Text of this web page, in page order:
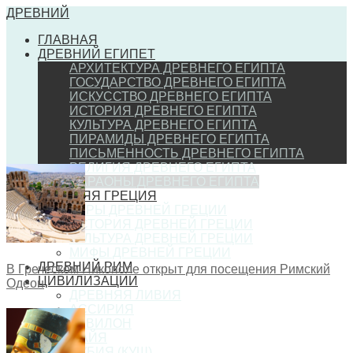
ДРЕВНИЙ
ГЛАВНАЯ
ДРЕВНИЙ ЕГИПЕТ
АРХИТЕКТУРА ДРЕВНЕГО ЕГИПТА
ГОСУДАРСТВО ДРЕВНЕГО ЕГИПТА
ИСКУССТВО ДРЕВНЕГО ЕГИПТА
ИСТОРИЯ ДРЕВНЕГО ЕГИПТА
КУЛЬТУРА ДРЕВНЕГО ЕГИПТА
ПИРАМИДЫ ДРЕВНЕГО ЕГИПТА
ПИСЬМЕННОСТЬ ДРЕВНЕГО ЕГИПТА
РЕЛИГИЯ ДРЕВНЕГО ЕГИПТА
ФАРАОНЫ ДРЕВНЕГО ЕГИПТА
ДРЕВНЯЯ ГРЕЦИЯ
ИГРЫ ДРЕВНЕЙ ГРЕЦИИ
ИСТОРИЯ ДРЕВНЕЙ ГРЕЦИИ
КУЛЬТУРА ДРЕВНЕЙ ГРЕЦИИ
ДРЕВНИЙ РИМ
ЦИВИЛИЗАЦИИ
АССИРИЯ
ВАВИЛОН
МАЙЯ
В Греческом Никополе открыт для посещения Римский
Одеон